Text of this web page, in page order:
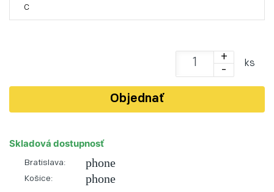
C
+
-
ks
Objednať
Skladová dostupnosť
Bratislava: phone
Košice: phone